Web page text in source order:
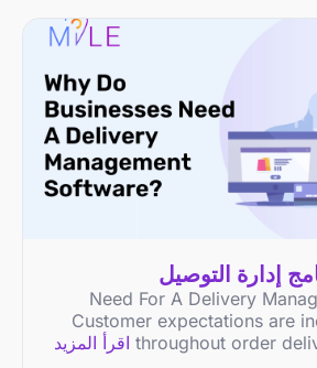
إدارة التوصيل
Need For A Delivery
Customer expectations are
throughout order اقرأ المزيد